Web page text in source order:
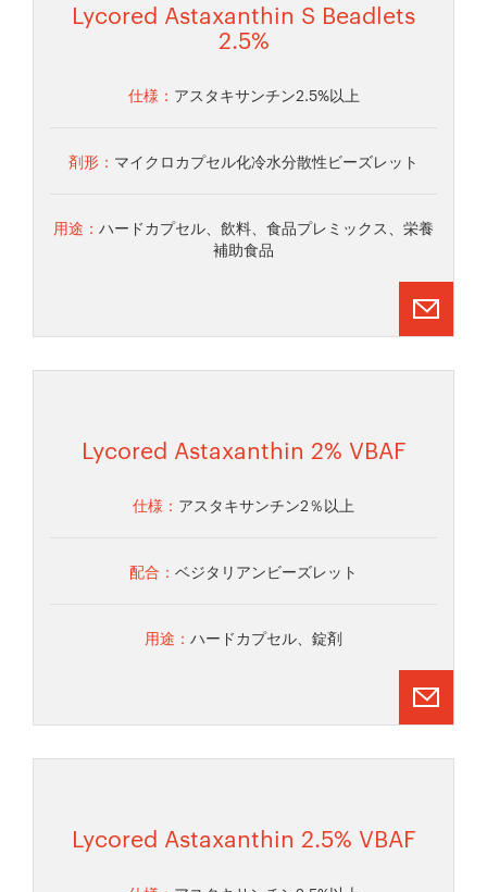
Lycored Astaxanthin S Beadlets
2.5%
仕様： アスタキサンチン2.5%以上
剤形： マイクロカプセル化冷水分散性ビーズレット
用途： ハードカプセル、飲料、食品プレミックス、栄養
補助食品
Lycored Astaxanthin 2% VBAF
仕様： アスタキサンチン2％以上
配合： ベジタリアンビーズレット
用途： ハードカプセル、錠剤
Lycored Astaxanthin 2.5% VBAF